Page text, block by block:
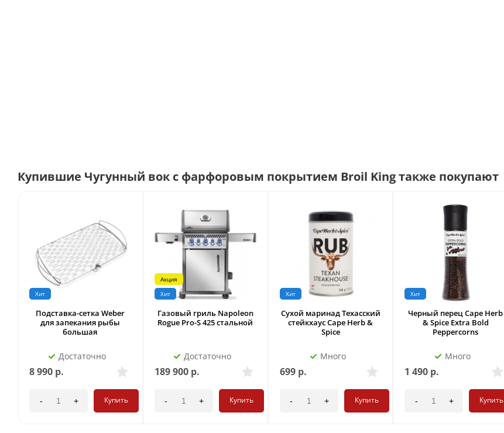
Купившие Чугунный вок с фарфоровым покрытием Broil King также покупают
Хит
Подставка-сетка Weber
для запекания рыбы
большая
Достаточно
8 990 р.
- + Купить
Хит
Акция
Газовый гриль Napoleon
Rogue Pro-S 425 стальной
Достаточно
189 900р.
- + Купить
Хит
Сухой маринад Техасский
стейкхаус Cape Herb &
Spice
Много
699р.
- + Купить
Хит
Черный перец Cape Herb
& Spice Extra Bold
Peppercorns
Много
1 490 р.
- + Купить